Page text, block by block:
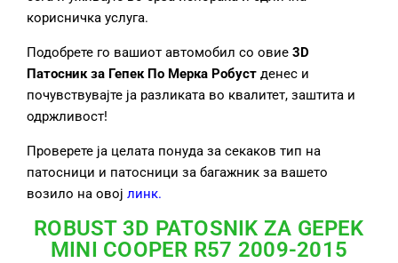
корисничка услуга.
Подобрете го вашиот автомобил со овие 3D
Патосник за ГепекПо Мерка Робуст денес и
почувствувајте ја разликата во квалитет, заштита и
одржливост!
Проверете ја целата понуда за секаков тип на
патосници и патосници за багажник за вашето
возило на овој линк.
ROBUST 3D PATOSNIK ZA GEPEK
MINI COOPER R57 2009-2015